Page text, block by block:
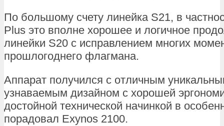
По большому счету линейка S21, в
Plus это вполне хорошее и логичное
линейки S20 с исправлением многих
прошлогоднего флагмана.
Аппарат получился с отличным
узнаваемым дизайном с хорошей
достойной технической начинкой в
порадовал Exynos 2100.